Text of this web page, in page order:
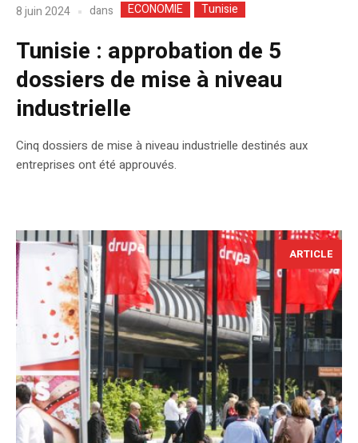
8 juin 2024 dans ECONOMIE Tunisie
Tunisie : approbation de 5
dossiers de mise à niveau
industrielle
Cinq dossiers de mise à niveau industrielle destinés aux
entreprises ont été approuvés.
ARTICLE